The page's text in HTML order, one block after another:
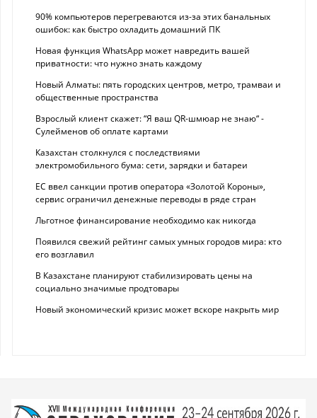
90% компьютеров перегреваются из-за этих банальных
ошибок: как быстро охладить домашний ПК
Новая функция WhatsApp может навредить вашей
приватности: что нужно знать каждому
Новый Алматы: пять городских центров, метро, трамваи и
общественные пространства
Взрослый клиент скажет: “Я ваш QR-шмюар не знаю“ -
Сулейменов об оплате картами
Казахстан столкнулся с последствиями
электромобильного бума: сети, зарядки и батареи
ЕС ввел санкции против оператора «Золотой Короны»,
сервис ограничил денежные переводы в ряде стран
Льготное финансирование необходимо как никогда
Появился свежий рейтинг самых умных городов мира: кто
его возглавил
В Казахстане планируют стабилизировать цены на
социально значимые продтовары
Новый экономический кризис может вскоре накрыть мир